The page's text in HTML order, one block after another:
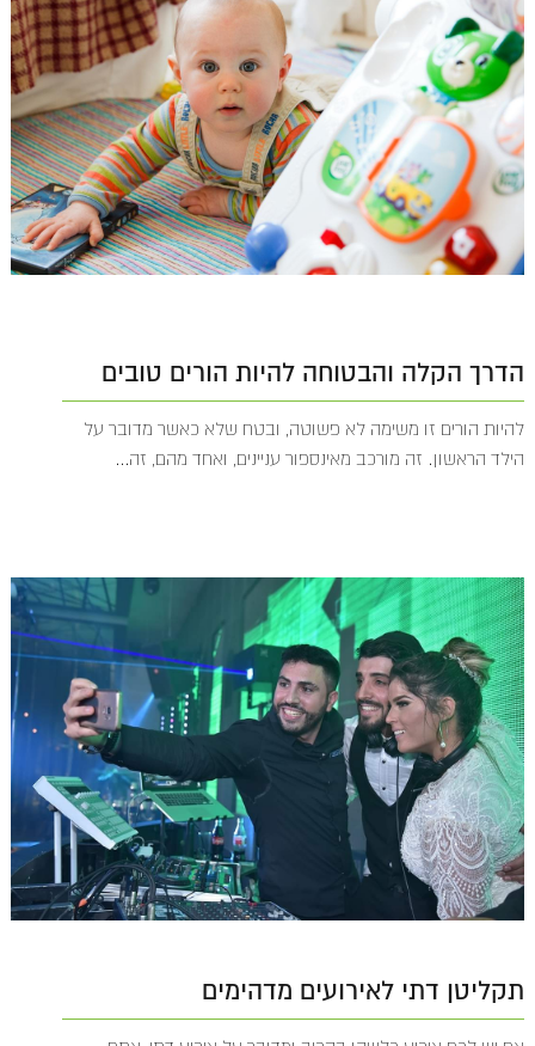
הדרך הקלה והבטוחה להיות הורים טובים
להיות הורים זו משימה לא פשוטה, ובטח שלא כאשר מדובר על
הילד הראשון. זה מורכב מאינספור עניינים, ואחד מהם, זה...
תקליטן דתי לאירועים מדהימים